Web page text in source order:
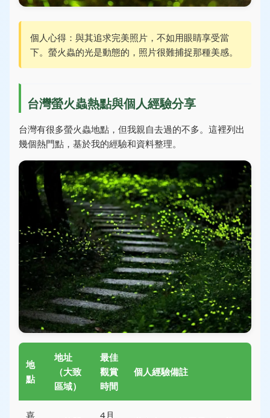
個人心得：與其追求完美照片，不如用眼睛享受當
下。螢火蟲的光是動態的，照片很難捕捉那種美感。
台灣螢火蟲熱點與個人經驗分享
台灣有很多螢火蟲地點，但我親自去過的不多。這裡列出
幾個熱門點，基於我的經驗和資料整理。
地
點
地址
（大致
區域）
最佳
觀賞
時間
個人經驗備註
嘉
4月